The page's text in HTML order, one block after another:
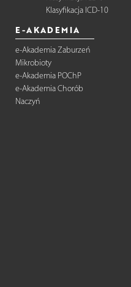
Klasyfikacja ICD-10
E-AKADEMIA
e-Akademia Zaburzeń
Mikrobioty
e-Akademia POChP
e-Akademia Chorób
Naczyń